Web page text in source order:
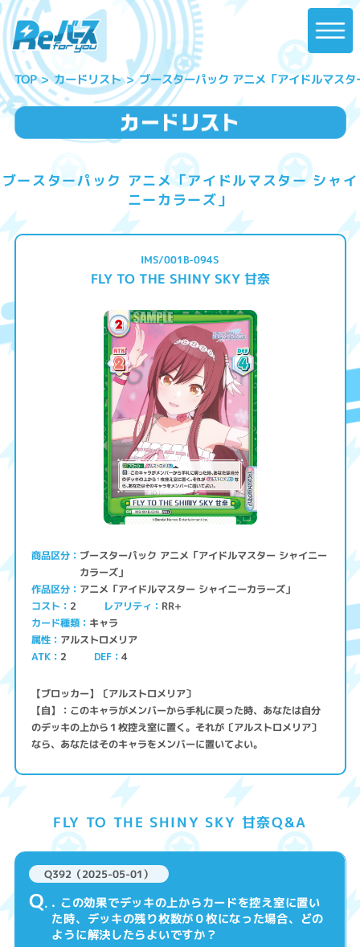
TOP カードリスト ブースターパック アニメ「アイドルマス
ブースターパック アニメ「アイドルマスター シャイ
ニーカラーズ」
IMS/001B-094S
FLY TO THE SHINY SKY 甘奈
商品区分 ブースターパック アニメ「アイドルマスター シャイニー
カラーズ」
作品区分 アニメ「アイドルマスター シャイニーカラーズ」
コスト 2 レアリティ RR+
カード種類 キャラ
属性 アルストロメリア
ATK 2 DEF 4
【ブロッカー】〔アルストロメリア〕
【自】：このキャラがメンバーから手札に戻った時、あなたは自分
のデッキの上から１枚控え室に置く。それが〔アルストロメリア〕
なら、あなたはそのキャラをメンバーに置いてよい。
FLY TO THE SHINY SKY 甘奈Q&A
Q392（2025-05-01）
Q . この効果でデッキの上からカードを控え室に置い
た時、デッキの残り枚数が０枚になった場合、どの
ように解決したらよいですか？